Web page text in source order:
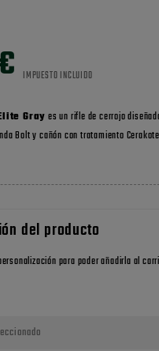
IMPUESTO INCLUIDO
Gray es un rifle de cerrojo
Bolt y cañón con tratamiento
del producto
para poder añadirla al